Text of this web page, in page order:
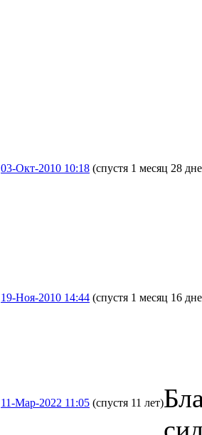
03-Окт-2010 10:18 (спустя 1 месяц 28
19-Ноя-2010 14:44 (спустя 1 месяц 16
11-Мар-2022 11:05 (спустя 11 лет)